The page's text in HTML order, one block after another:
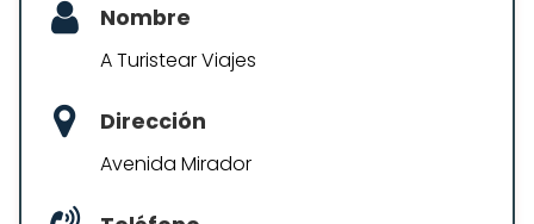
Nombre
A Turistear Viajes
Dirección
Avenida Mirador